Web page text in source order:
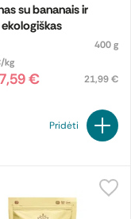
su bananais ir
400 g
kg
€ 21,99 €
Pridėti